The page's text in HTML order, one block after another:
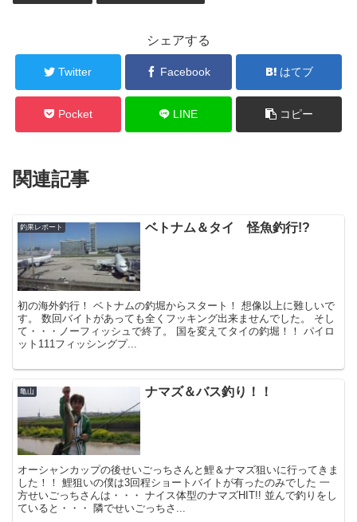
シェアする
Twitter Facebook はてブ
Pocket LINE コピー
関連記事
釣果レポート ベトナム＆タイ 怪魚釣行!?
初の海外釣行！ ベトナムの釣堀からスタート！ 想像以上に難しいで
す。 数回バイトがあっても全くフッキング出来ませんでした。 そし
て・・・ノーフィッシュで終了。 国を変えてタイの釣堀！！ パイロ
ット111フィッシングプ...
亀山 ナマズ＆バス釣り！！
オーシャンカップの後せいごっちさんと鯉＆ナマズ狙いに行ってきま
した！！ 鯉狙いの僕は3回程ショートバイトが有ったのみでした 一
方せいごっちさんは・・・ ナイス体型のナマズHIT!! 並んで釣りをし
ていると・・・ 隣でせいごっちさ...